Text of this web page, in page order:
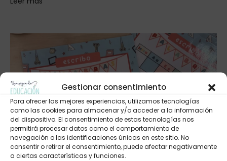
Gestionar consentimiento
Para ofrecer las mejores experiencias, utilizamos tecnologías
como las cookies para almacenar y/o acceder a la información
del dispositivo. El consentimiento de estas tecnologías nos
permitirá procesar datos como el comportamiento de
navegación o las identificaciones únicas en este sitio. No
consentir o retirar el consentimiento, puede afectar negativamente
a ciertas características y funciones.